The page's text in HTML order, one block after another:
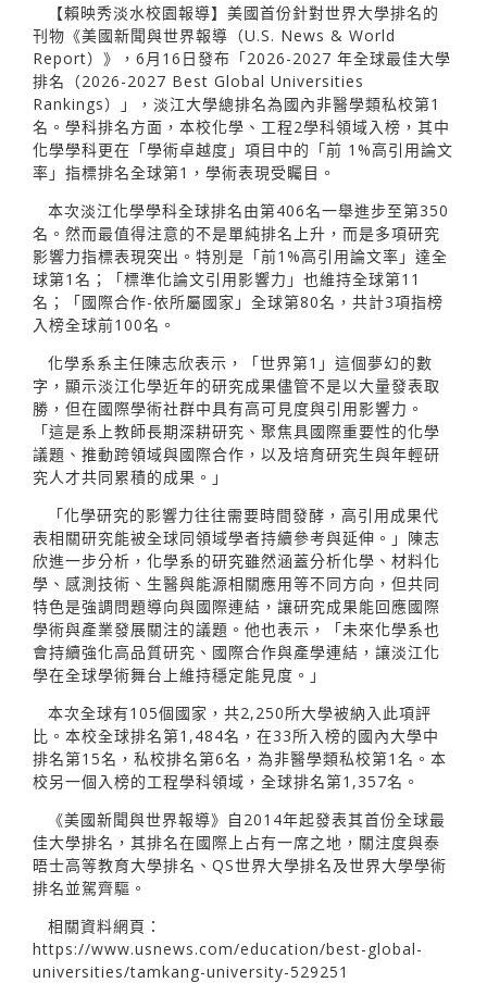
【賴映秀淡水校園報導】美國首份針對世界大學排名的
刊物《美國新聞與世界報導（U.S. News & World
Report）》，6月16日發布「2026-2027 年全球最佳大學
排名（2026-2027 Best Global Universities
Rankings）」，淡江大學總排名為國內非醫學類私校第1
名。學科排名方面，本校化學、工程2學科領域入榜，其中
化學學科更在「學術卓越度」項目中的「前 1%高引用論文
率」指標排名全球第1，學術表現受矚目。
本次淡江化學學科全球排名由第406名一舉進步至第350
名。然而最值得注意的不是單純排名上升，而是多項研究
影響力指標表現突出。特別是「前1%高引用論文率」達全
球第1名；「標準化論文引用影響力」也維持全球第11
名；「國際合作-依所屬國家」全球第80名，共計3項指榜
入榜全球前100名。
化學系系主任陳志欣表示，「世界第1」這個夢幻的數
字，顯示淡江化學近年的研究成果儘管不是以大量發表取
勝，但在國際學術社群中具有高可見度與引用影響力。
「這是系上教師長期深耕研究、聚焦具國際重要性的化學
議題、推動跨領域與國際合作，以及培育研究生與年輕研
究人才共同累積的成果。」
「化學研究的影響力往往需要時間發酵，高引用成果代
表相關研究能被全球同領域學者持續參考與延伸。」陳志
欣進一步分析，化學系的研究雖然涵蓋分析化學、材料化
學、感測技術、生醫與能源相關應用等不同方向，但共同
特色是強調問題導向與國際連結，讓研究成果能回應國際
學術與產業發展關注的議題。他也表示，「未來化學系也
會持續強化高品質研究、國際合作與產學連結，讓淡江化
學在全球學術舞台上維持穩定能見度。」
本次全球有105個國家，共2,250所大學被納入此項評
比。本校全球排名第1,484名，在33所入榜的國內大學中
排名第15名，私校排名第6名，為非醫學類私校第1名。本
校另一個入榜的工程學科領域，全球排名第1,357名。
《美國新聞與世界報導》自2014年起發表其首份全球最
佳大學排名，其排名在國際上占有一席之地，關注度與泰
晤士高等教育大學排名、QS世界大學排名及世界大學學術
排名並駕齊驅。
相關資料網頁：
https://www.usnews.com/education/best-global-
universities/tamkang-university-529251